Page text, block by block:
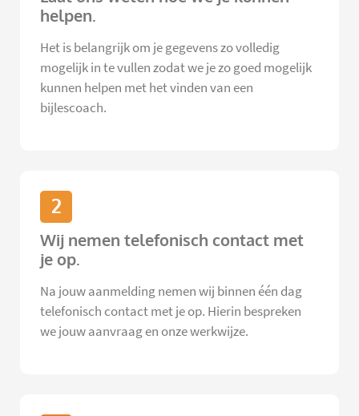
helpen.
Het is belangrijk om je gegevens zo volledig
mogelijk in te vullen zodat we je zo goed mogelijk
kunnen helpen met het vinden van een
bijlescoach.
2
Wij nemen telefonisch contact met
je op.
Na jouw aanmelding nemen wij binnen één dag
telefonisch contact met je op. Hierin bespreken
we jouw aanvraag en onze werkwijze.